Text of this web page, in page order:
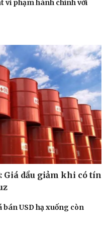
vi phạm hành chính với
Giá dầu giảm khi có tín
bán USD hạ xuống còn